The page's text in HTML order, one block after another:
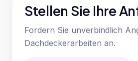
Stellen Sie Ihre
Fordern Sie unverbindlich
Dachdeckerarbeiten an.